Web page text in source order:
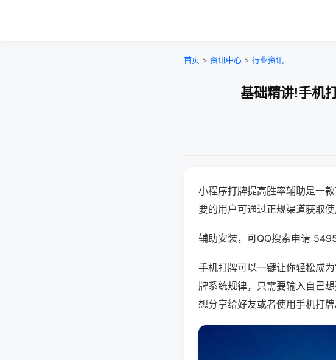
首页 > 资讯中心 > 行业资讯
基础精讲!手机
小程序打牌提高胜率辅助是一
要的用户可通过正规渠道获取使
辅助安装，可QQ搜索申请
手机打牌可以一键让你轻松成
牌系统规律，只需要输入自己
想分享给好友或者使用手机打牌